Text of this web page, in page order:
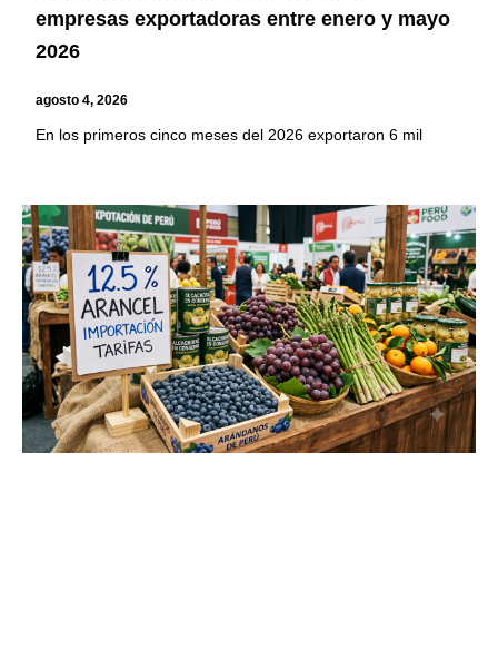
empresas exportadoras entre enero y mayo
2026
agosto 4, 2026
En los primeros cinco meses del 2026 exportaron 6 mil